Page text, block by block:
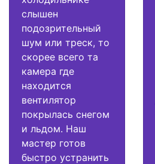
слышен
подозрительный
шум или треск, то
скорее всего та
камера где
находится
вентилятор
покрылась снегом
и льдом. Наш
мастер готов
быстро устранить